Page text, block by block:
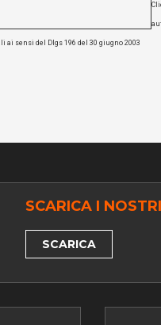
ai sensi del Dlgs 196 del 30 giugno 2003
SCARICA I
SCARICA